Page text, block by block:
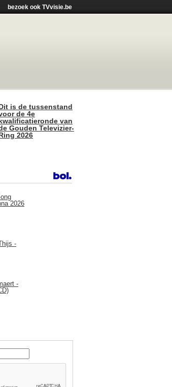
bezoek ook TVvisie.be
is de tussenstand
de 4e
van
Gouden Televizier-
2026
2026
-
-